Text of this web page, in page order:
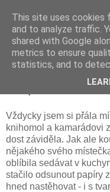
Vždycky jsem si přála
knihomol a kamarádovi
dost záviděla. Jak ale
nějakého svého
oblíbila sedávat v
stačilo odsunout papíry
hned nastěhovat - i s
This site uses cookies
and to analyze traffic.
shared with Google
metrics to ensure
statistics, and to